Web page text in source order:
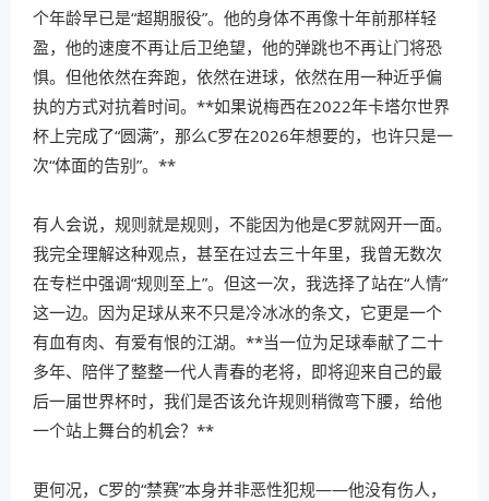
个年龄早已是“超期服役”。他的身体不再像十年前那样轻
盈，他的速度不再让后卫绝望，他的弹跳也不再让门将恐
惧。但他依然在奔跑，依然在进球，依然在用一种近乎偏
执的方式对抗着时间。**如果说梅西在2022年卡塔尔世界
杯上完成了“圆满”，那么C罗在2026年想要的，也许只是一
次“体面的告别”。**
有人会说，规则就是规则，不能因为他是C罗就网开一面。
我完全理解这种观点，甚至在过去三十年里，我曾无数次
在专栏中强调“规则至上”。但这一次，我选择了站在“人情”
这一边。因为足球从来不只是冷冰冰的条文，它更是一个
有血有肉、有爱有恨的江湖。**当一位为足球奉献了二十
多年、陪伴了整整一代人青春的老将，即将迎来自己的最
后一届世界杯时，我们是否该允许规则稍微弯下腰，给他
一个站上舞台的机会？**
更何况，C罗的“禁赛”本身并非恶性犯规——他没有伤人，